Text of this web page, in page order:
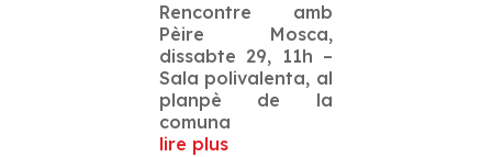
Rencontre amb
Pèire Mosca,
dissabte 29, 11h –
Sala polivalenta, al
planpè de la
comuna
lire plus